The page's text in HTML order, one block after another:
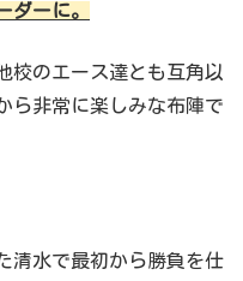
ダーに。
校のエース達とも互角以
ら非常に楽しみな布陣で
清水で最初から勝負を仕